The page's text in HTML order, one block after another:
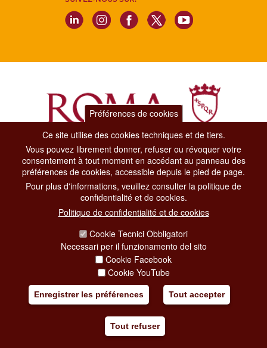
Dipartimento Grandi Eventi, Sport, Turismo e Moda.
Via di San Basilio, 51
00187 Roma
CONTACT CENTER TEL. 06 06 08
CONTATTA LA REDAZIONE
SOCIAL MEDIA POLICY
COPYRIGHT
Préférences de cookies
Ce site utilise des cookies techniques et de tiers.
Vous pouvez librement donner, refuser ou révoquer votre
consentement à tout moment en accédant au panneau des
préférences de cookies, accessible depuis le pied de page.
Pour plus d'informations, veuillez consulter la politique de
confidentialité et de cookies.
Politique de confidentialité et de cookies
Cookie Tecnici Obbligatori
Necessari per il funzionamento del sito
Cookie Facebook
Cookie YouTube
Enregistrer les préférences Tout accepter
Tout refuser